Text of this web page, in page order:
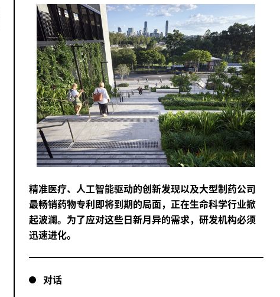
精准医疗、人工智能驱动的创新发现以及大型制药公司
最畅销药物专利即将到期的局面，正在生命科学行业掀
起波澜。为了应对这些日新月异的需求，研发机构必须
迅速进化。
对话